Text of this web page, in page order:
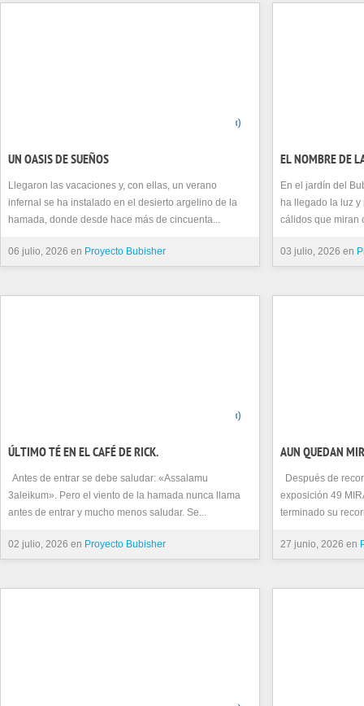
0
UN OASIS DE SUEÑOS
Llegaron las vacaciones y, con ellas, un verano
infernal se ha instalado en el desierto argelino de la
hamada, donde desde hace más de cincuenta...
06 julio, 2026 en Proyecto Bubisher
EL NOMBRE DE
En el jardín del
ha llegado la luz
cálidos que miran
03 julio, 2026 en
0
ÚLTIMO TÉ EN EL CAFÉ DE RICK.
Antes de entrar se debe saludar: «Assalamu
3aleikum». Pero el viento de la hamada nunca llama
antes de entrar y mucho menos saludar. Se...
02 julio, 2026 en Proyecto Bubisher
AUN QUEDAN
Después de
exposición 49
terminado su
27 junio, 2026 en